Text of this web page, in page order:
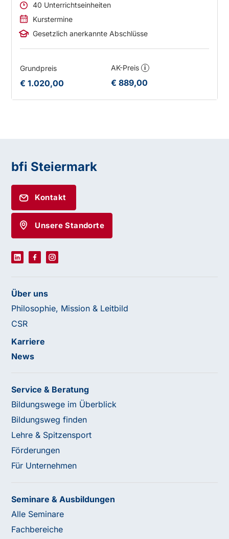
40 Unterrichtseinheiten
Kurstermine
Gesetzlich anerkannte Abschlüsse
Grundpreis
€ 1.020,00
AK-Preis i
€ 889,00
bfi Steiermark
Kontakt
Unsere Standorte
Über uns
Philosophie, Mission & Leitbild
CSR
Karriere
News
Service & Beratung
Bildungswege im Überblick
Bildungsweg finden
Lehre & Spitzensport
Förderungen
Für Unternehmen
Seminare & Ausbildungen
Alle Seminare
Fachbereiche